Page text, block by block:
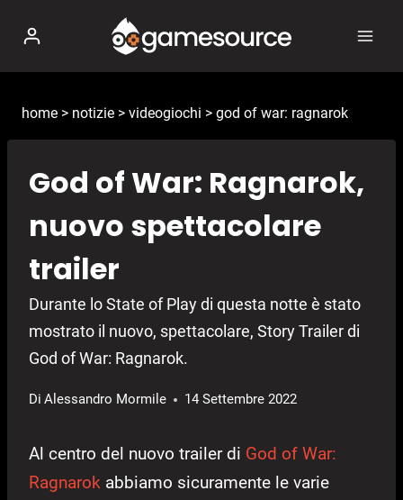
contenuto
home > notizie > videogiochi > god of war: ragnarok
God of War: Ragnarok,
nuovo spettacolare
trailer
Durante lo State of Play di questa notte è stato
mostrato il nuovo, spettacolare, Story Trailer di
God of War: Ragnarok.
Di Alessandro Mormile 14 Settembre 2022
Al centro del nuovo trailer di God of War:
Ragnarok abbiamo sicuramente le varie